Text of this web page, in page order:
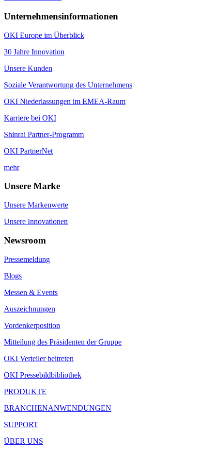
Unternehmensinformationen
OKI Europe im Überblick
30 Jahre Innovation
Unsere Kunden
Soziale Verantwortung des Unternehmens
OKI Niederlassungen im EMEA-Raum
Karriere bei OKI
Shinrai Partner-Programm
OKI PartnerNet
mehr
Unsere Marke
Unsere Markenwerte
Unsere Innovationen
Newsroom
Pressemeldung
Blogs
Messen & Events
Auszeichnungen
Vordenkerposition
Mitteilung des Präsidenten der Gruppe
OKI Verteiler beitreten
OKI Pressebildbibliothek
PRODUKTE
BRANCHENANWENDUNGEN
SUPPORT
ÜBER UNS